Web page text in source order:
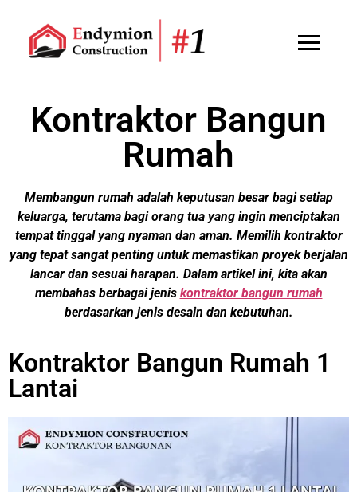
Kontraktor Bangun
Rumah
Membangun rumah adalah keputusan besar bagi setiap
keluarga, terutama bagi orang tua yang ingin menciptakan
tempat tinggal yang nyaman dan aman. Memilih kontraktor
yang tepat sangat penting untuk memastikan proyek berjalan
lancar dan sesuai harapan. Dalam artikel ini, kita akan
membahas berbagai jenis kontraktor bangun rumah
berdasarkan jenis desain dan kebutuhan.
Kontraktor Bangun Rumah 1
Lantai